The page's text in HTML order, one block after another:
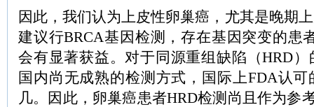
因此，我们认为上皮性卵巢癌，尤其是晚期
建议行BRCA基因检测，存在基因突变的患
会有显著获益。对于同源重组缺陷（HRD
国内尚无成熟的检测方式，国际上FDA认
几。因此，卵巢癌患者HRD检测尚且作为参